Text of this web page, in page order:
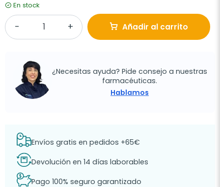
En stock
Añadir al carrito
¿Necesitas ayuda? Pide consejo a nuestras
farmacéuticas.
Hablamos
Envíos gratis en pedidos +65€
Devolución en 14 días laborables
Pago 100% seguro garantizado